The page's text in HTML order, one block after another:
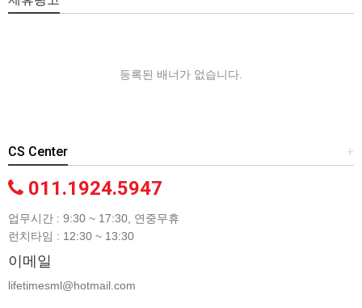
등록된 배너가 없습니다.
+
CS Center
011.1924.5947
업무시간 : 9:30 ~ 17:30, 연중무휴
런치타임 : 12:30 ~ 13:30
이메일
lifetimesml@hotmail.com